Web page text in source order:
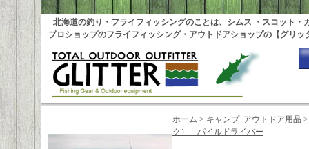
北海道の釣り・フライフィッシングのことは、シムス ・スコット・
プロショップのフライフィッシング・アウトドアショップの【グリッ
ホーム > キャンプ･アウトドア用品
ク） パイルドライバー